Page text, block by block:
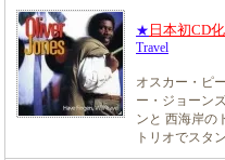
★ 日本初CD
Travel
オスカー・ピ
ー・ジョーン
ンと 西海岸の
トリオでスタ